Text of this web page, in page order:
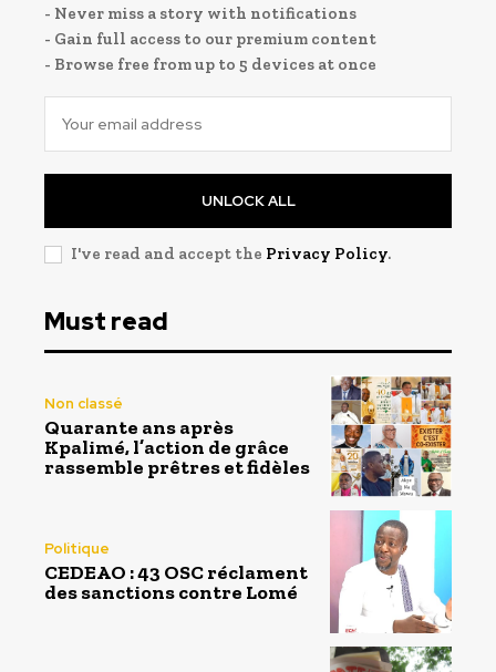
- Never miss a story with notifications
- Gain full access to our premium content
- Browse free from up to 5 devices at once
UNLOCK ALL
I've read and accept the Privacy Policy.
Must read
Non classé
Quarante ans après
Kpalimé, l’action de grâce
rassemble prêtres et fidèles
Politique
CEDEAO : 43 OSC réclament
des sanctions contre Lomé